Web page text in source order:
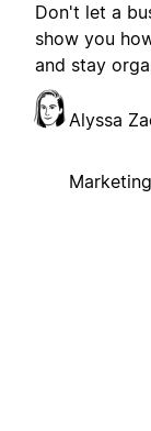
Don't let a
show you
and stay
Alyssa
Marketing